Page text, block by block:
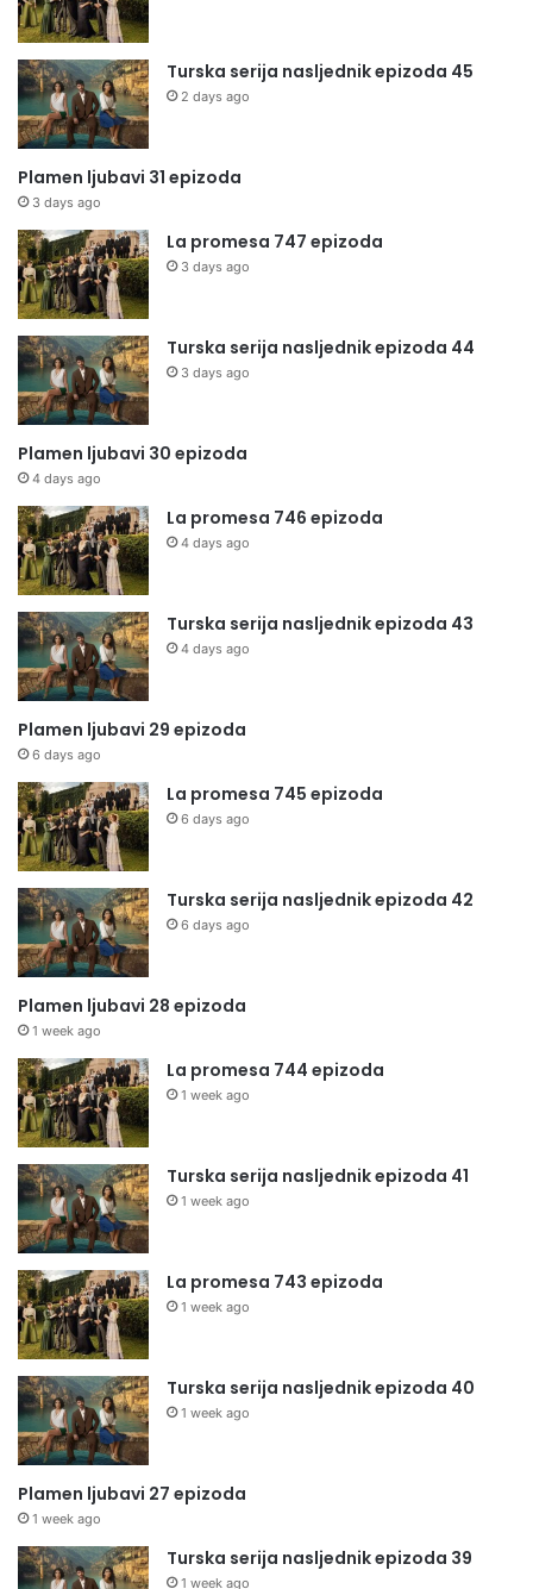
Turska serija nasljednik epizoda 45
2 days ago
Plamen ljubavi 31 epizoda
3 days ago
La promesa 747 epizoda
3 days ago
Turska serija nasljednik epizoda 44
3 days ago
Plamen ljubavi 30 epizoda
4 days ago
La promesa 746 epizoda
4 days ago
Turska serija nasljednik epizoda 43
4 days ago
Plamen ljubavi 29 epizoda
6 days ago
La promesa 745 epizoda
6 days ago
Turska serija nasljednik epizoda 42
6 days ago
Plamen ljubavi 28 epizoda
1 week ago
La promesa 744 epizoda
1 week ago
Turska serija nasljednik epizoda 41
1 week ago
La promesa 743 epizoda
1 week ago
Turska serija nasljednik epizoda 40
1 week ago
Plamen ljubavi 27 epizoda
1 week ago
Turska serija nasljednik epizoda 39
1 week ago